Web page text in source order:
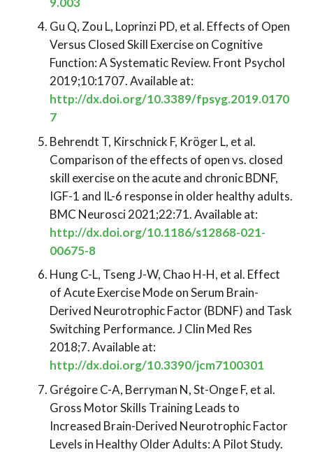
Gu Q, Zou L, Loprinzi PD, et al. Effects of Open
Versus Closed Skill Exercise on Cognitive
Function: A Systematic Review. Front Psychol
2019;10:1707. Available at:
http://dx.doi.org/10.3389/fpsyg.2019.0170
7
Behrendt T, Kirschnick F, Kröger L, et al.
Comparison of the effects of open vs. closed
skill exercise on the acute and chronic BDNF,
IGF-1 and IL-6 response in older healthy adults.
BMC Neurosci 2021;22:71. Available at:
http://dx.doi.org/10.1186/s12868-021-
00675-8
Hung C-L, Tseng J-W, Chao H-H, et al. Effect
of Acute Exercise Mode on Serum Brain-
Derived Neurotrophic Factor (BDNF) and Task
Switching Performance. J Clin Med Res
2018;7. Available at:
http://dx.doi.org/10.3390/jcm7100301
Grégoire C-A, Berryman N, St-Onge F, et al.
Gross Motor Skills Training Leads to
Increased Brain-Derived Neurotrophic Factor
Levels in Healthy Older Adults: A Pilot Study.